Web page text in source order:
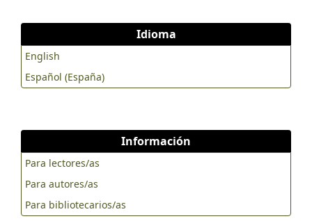
Idioma
English
Español (España)
Información
Para lectores/as
Para autores/as
Para bibliotecarios/as